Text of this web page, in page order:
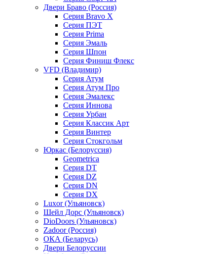
Двери Браво (Россия)
Серия Bravo X
Серия ПЭТ
Серия Prima
Серия Эмаль
Серия Шпон
Серия Финиш Флекс
VFD (Владимир)
Серия Атум
Серия Атум Про
Серия Эмалекс
Серия Иннова
Серия Урбан
Серия Классик Арт
Серия Винтер
Серия Стокгольм
Юркас (Белоруссия)
Geometrica
Серия DT
Серия DZ
Серия DN
Серия DX
Luxor (Ульяновск)
Шейл Дорс (Ульяновск)
DioDoors (Ульяновск)
Zadoor (Россия)
ОКА (Беларусь)
Двери Белоруссии